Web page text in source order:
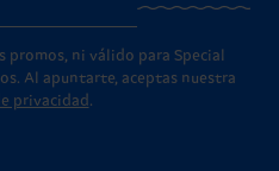
promos, ni válido para Special
Al apuntarte, aceptas nuestra
privacidad .